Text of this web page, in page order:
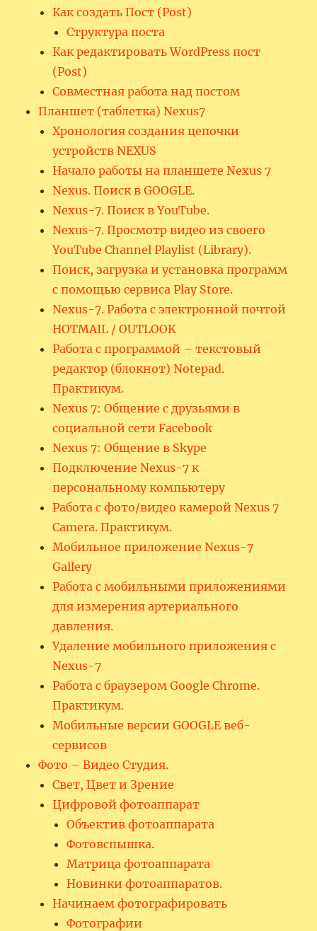
Как создать Пост (Post)
Структура поста
Как редактировать WordPress пост
(Post)
Совместная работа над постом
Планшет (таблетка) Nexus7
Хронология создания цепочки
устройств NEXUS
Начало работы на планшете Nexus 7
Nexus. Поиск в GOOGLE.
Nexus-7. Поиск в YouTube.
Nexus-7. Просмотр видео из своего
YouTube Channel Playlist (Library).
Поиск, загрузка и установка программ
с помощью сервиса Play Store.
Nexus-7. Работа с электронной почтой
HOTMAIL / OUTLOOK
Работа с программой – текстовый
редактор (блокнот) Notepad.
Практикум.
Nexus 7: Общение с друзьями в
социальной сети Facebook
Nexus 7: Общение в Skype
Подключение Nexus-7 к
персональному компьютеру
Работа с фото/видео камерой Nexus 7
Camera. Практикум.
Мобильное приложение Nexus-7
Gallery
Работа с мобильными приложениями
для измерения артериального
давления.
Удаление мобильного приложения с
Nexus-7
Работа с браузером Google Chrome.
Практикум.
Мобильные версии GOOGLE веб-
сервисов
Фото – Видео Студия.
Свет, Цвет и Зрение
Цифровой фотоаппарат
Объектив фотоаппарата
Фотовспышка.
Матрица фотоаппарата
Новинки фотоаппаратов.
Начинаем фотографировать
Фотографии